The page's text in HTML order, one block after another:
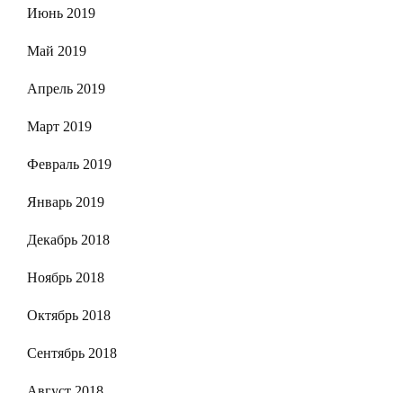
Июнь 2019
Май 2019
Апрель 2019
Март 2019
Февраль 2019
Январь 2019
Декабрь 2018
Ноябрь 2018
Октябрь 2018
Сентябрь 2018